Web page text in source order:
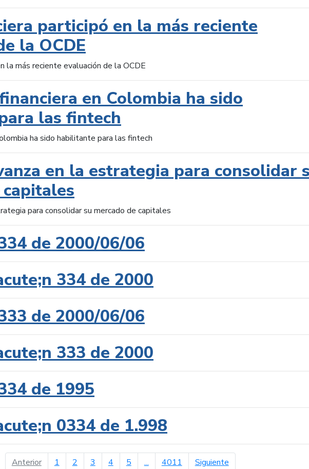
participó en la más reciente
la OCDE
la más reciente evaluación de la OCDE
en Colombia ha sido
las fintech
ha sido habilitante para las fintech
en la estrategia para consolidar
para consolidar su mercado de capitales
de 2000/06/06
334 de 2000
de 2000/06/06
333 de 2000
de 1995
0334 de 1.998
Anteriorpágina anterior
1 2 3 4 5 ... 4011 Siguientepágina siguiente